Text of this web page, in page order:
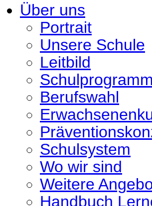
Über uns
Portrait
Unsere Schule
Leitbild
Schulprogramm
Berufswahl
Schulsystem
Wo wir sind
Weitere
Handbuch